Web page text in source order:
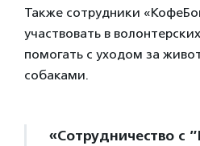
Также сотрудники
участвовать в
помогать с уходом за
собаками.
«Сотрудничество с